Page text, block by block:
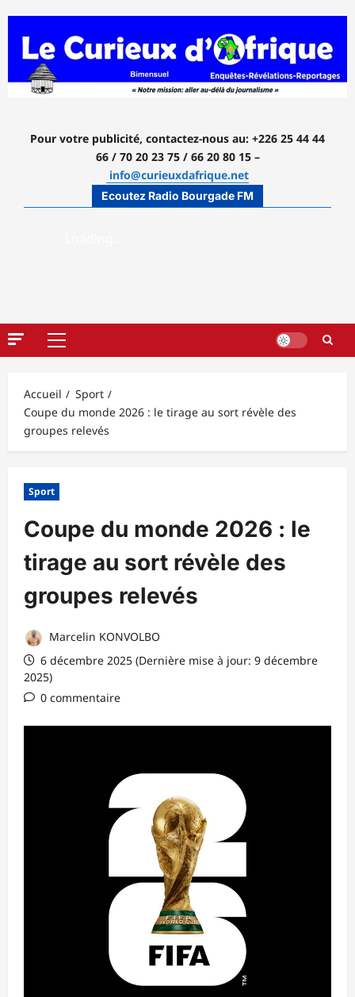
contenu
Pour votre publicité, contactez-nous au: +226 25 44 44
66 / 70 20 23 75 / 66 20 80 15 –
info@curieuxdafrique.net
Ecoutez Radio Bourgade FM
Menu
Accueil
Sport
Coupe du monde 2026 : le tirage au sort révèle des
groupes relevés
Sport
Coupe du monde 2026 : le
tirage au sort révèle des
groupes relevés
Marcelin KONVOLBO
6 décembre 2025 (Dernière mise à jour: 9 décembre
2025)
0 commentaire